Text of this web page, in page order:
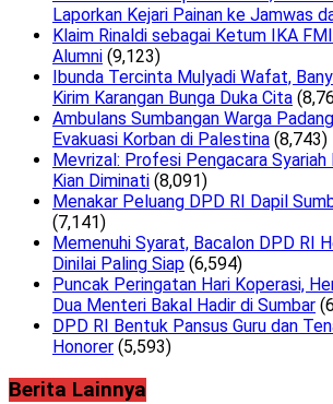
Laporkan Kejari Painan ke Jamwas
Klaim Rinaldi sebagai Ketum IKA
Alumni (9,123)
Ibunda Tercinta Mulyadi Wafat,
Kirim Karangan Bunga Duka Cita
Ambulans Sumbangan Warga
Evakuasi Korban di Palestina (8,743)
Mevrizal: Profesi Pengacara Syariah
Kian Diminati (8,091)
Menakar Peluang DPD RI Dapil
(7,141)
Memenuhi Syarat, Bacalon DPD RI
Dinilai Paling Siap (6,594)
Puncak Peringatan Hari Koperasi,
Dua Menteri Bakal Hadir di Sumbar
DPD RI Bentuk Pansus Guru dan
Honorer (5,593)
Berita Lainnya